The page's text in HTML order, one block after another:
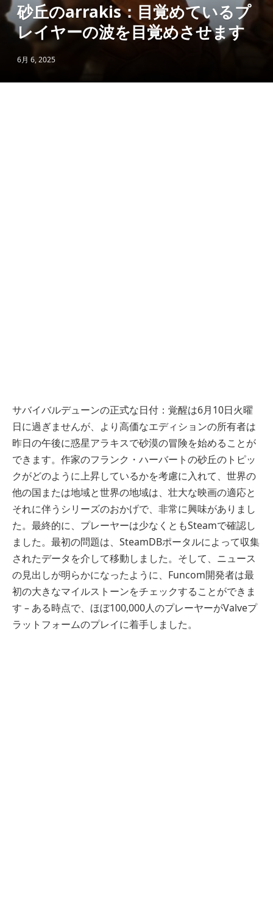
砂丘のarrakis：目覚めているプ
レイヤーの波を目覚めさせます
6月 6, 2025
サバイバルデューンの正式な日付：覚醒は6月10日火曜
日に過ぎませんが、より高価なエディションの所有者は
昨日の午後に惑星アラキスで砂漠の冒険を始めることが
できます。作家のフランク・ハーバートの砂丘のトピッ
クがどのように上昇しているかを考慮に入れて、世界の
他の国または地域と世界の地域は、壮大な映画の適応と
それに伴うシリーズのおかげで、非常に興味がありまし
た。最終的に、プレーヤーは少なくともSteamで確認し
ました。最初の問題は、SteamDBポータルによって収集
されたデータを介して移動しました。そして、ニュース
の見出しが明らかになったように、Funcom開発者は最
初の大きなマイルストーンをチェックすることができま
す – ある時点で、ほぼ100,000人のプレーヤーがValveプ
ラットフォームのプレイに着手しました。